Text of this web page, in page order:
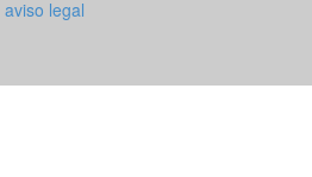
aviso legal